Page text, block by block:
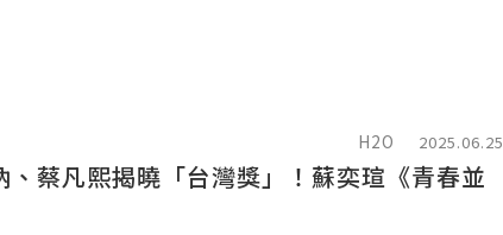
H2O 2025.06.25
蔡凡熙揭曉「台灣獎」！蘇奕瑄《青春並